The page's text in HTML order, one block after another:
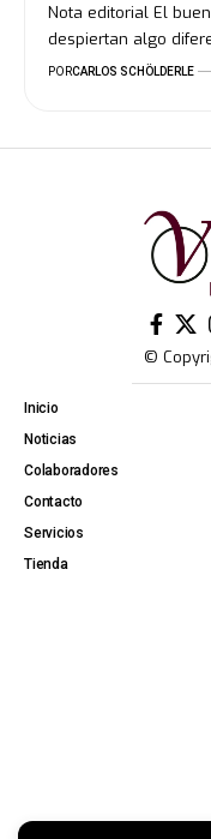
Nota editorial El
despiertan algo
PORCARLOS SCHÖLDERLE
©
Inicio
Noticias
Colaboradores
Contacto
Servicios
Tienda